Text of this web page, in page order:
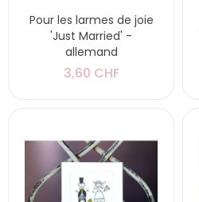
Pour les larmes de joie
'Just Married' -
allemand
3,60 CHF